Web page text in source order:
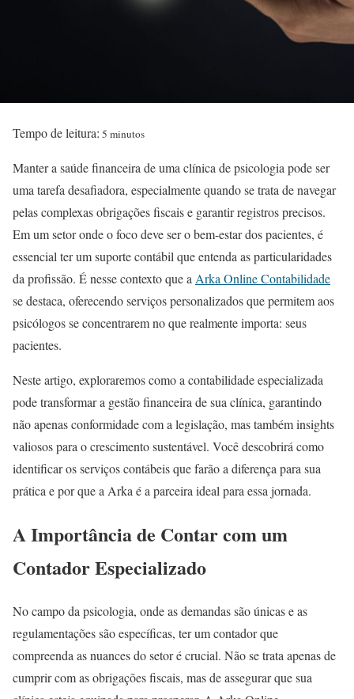
Tempo de leitura: 5 minutos
Manter a saúde financeira de uma clínica de psicologia pode ser
uma tarefa desafiadora, especialmente quando se trata de navegar
pelas complexas obrigações fiscais e garantir registros precisos.
Em um setor onde o foco deve ser o bem-estar dos pacientes, é
essencial ter um suporte contábil que entenda as particularidades
da profissão. É nesse contexto que a Arka Online Contabilidade
se destaca, oferecendo serviços personalizados que permitem aos
psicólogos se concentrarem no que realmente importa: seus
pacientes.
Neste artigo, exploraremos como a contabilidade especializada
pode transformar a gestão financeira de sua clínica, garantindo
não apenas conformidade com a legislação, mas também insights
valiosos para o crescimento sustentável. Você descobrirá como
identificar os serviços contábeis que farão a diferença para sua
prática e por que a Arka é a parceira ideal para essa jornada.
A Importância de Contar com um
Contador Especializado
No campo da psicologia, onde as demandas são únicas e as
regulamentações são específicas, ter um contador que
compreenda as nuances do setor é crucial. Não se trata apenas de
cumprir com as obrigações fiscais, mas de assegurar que sua